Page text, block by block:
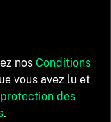
nos Conditions
vous avez lu et
des
.